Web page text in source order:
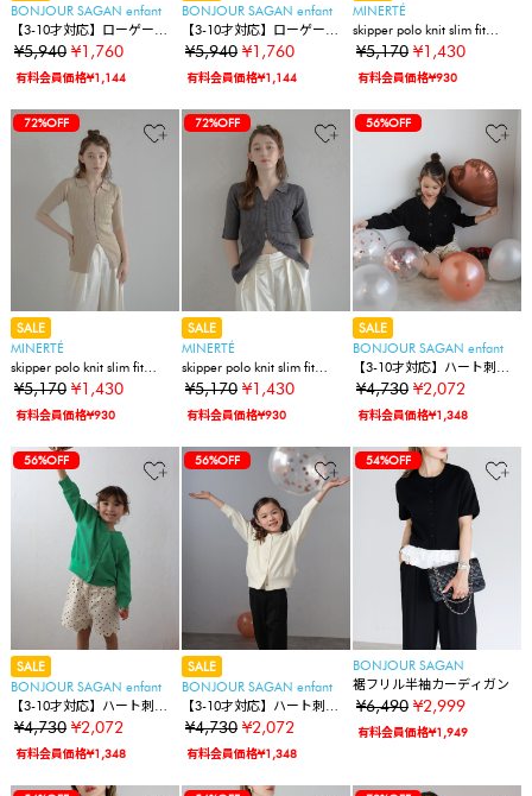
BONJOUR SAGAN enfant
【3-10才対応】ローゲージ
カーディガン
¥5,940 ¥1,760
有料会員価格¥1,144
BONJOUR SAGAN enfant
【3-10才対応】ローゲージ
カーディガン
¥5,940 ¥1,760
有料会員価格¥1,144
MINERTÉ
skipper polo knit slim fit
cardigan / スキッパーポロニ
ィガン
¥5,170 ¥1,430
有料会員価格¥930
72%OFF
SALE
MINERTÉ
skipper polo knit slim fit
cardigan / スキッパーポロニ
ットハーフスリーブカーデ
ィガン
¥5,170 ¥1,430
有料会員価格¥930
72%OFF
SALE
MINERTÉ
skipper polo knit slim fit
cardigan / スキッパーポロニ
ットハーフスリーブカーデ
ィガン
¥5,170 ¥1,430
有料会員価格¥930
56%OFF
SALE
BONJOUR SAGAN enfant
【3-10才対応】ハート刺繍
スナップボタンカーディガ
ン
¥4,730 ¥2,072
有料会員価格¥1,348
56%OFF
SALE
BONJOUR SAGAN enfant
【3-10才対応】ハート刺繍
スナップボタンカーディガ
¥4,730 ¥2,072
有料会員価格¥1,348
56%OFF
SALE
BONJOUR SAGAN enfant
【3-10才対応】ハート刺繍
スナップボタンカーディガ
¥4,730 ¥2,072
有料会員価格¥1,348
54%OFF
BONJOUR SAGAN
裾フリル半袖カーディガン
¥6,490 ¥2,999
有料会員価格¥1,949